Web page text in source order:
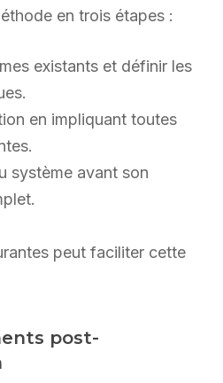
en trois étapes :
existants et définir les
en impliquant toutes
système avant son
peut faciliter cette
post-